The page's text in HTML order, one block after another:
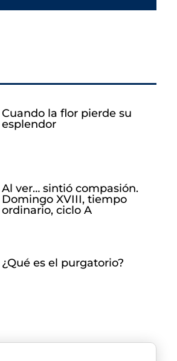
Cuando la flor pierde su
esplendor
Al ver… sintió compasión.
Domingo XVIII, tiempo
ordinario, ciclo A
¿Qué es el purgatorio?